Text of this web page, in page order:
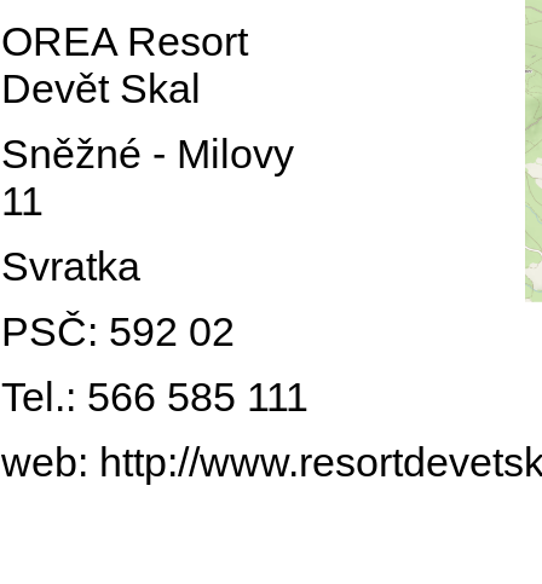
OREA Resort
Devět Skal
Sněžné - Milovy
11
Svratka
PSČ: 592 02
Tel.: 566 585 111
web: http://